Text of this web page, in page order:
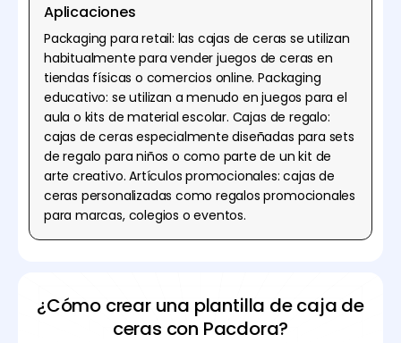
Aplicaciones
Packaging para retail: las cajas de ceras se utilizan
habitualmente para vender juegos de ceras en
tiendas físicas o comercios online. Packaging
educativo: se utilizan a menudo en juegos para el
aula o kits de material escolar. Cajas de regalo:
cajas de ceras especialmente diseñadas para sets
de regalo para niños o como parte de un kit de
arte creativo. Artículos promocionales: cajas de
ceras personalizadas como regalos promocionales
para marcas, colegios o eventos.
¿Cómo crear una plantilla de caja de
ceras con Pacdora?